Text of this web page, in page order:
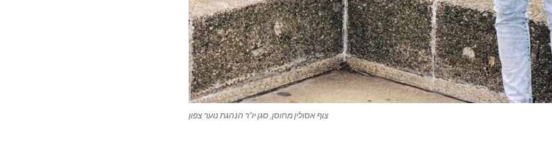
צוף אסולין מחוסן, סגן יו”ר הנהגת נוער צפון